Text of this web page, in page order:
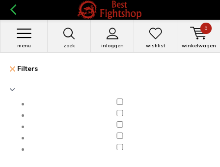
zoek inloggen
menu wishlist winkelwagen
0
Filters